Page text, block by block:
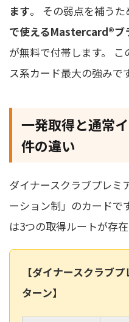
ます。 その弱点を補う
で使えるMastercard®ブ
が無料で付帯します。
ス系カード最大の強みです
一発取得と通常
件の違い
ダイナースクラブプレミ
ーション制」のカードで
は3つの取得ルートが存在
【ダイナースクラブ
ターン】